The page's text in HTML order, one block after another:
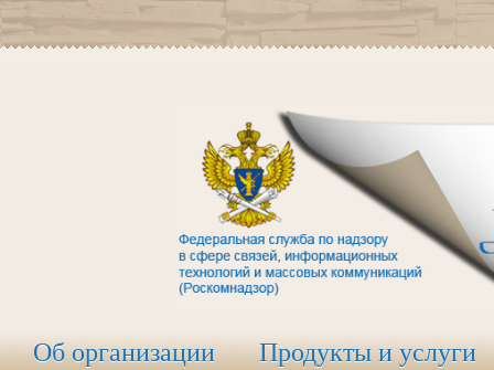
Об организации Продукты и услуги